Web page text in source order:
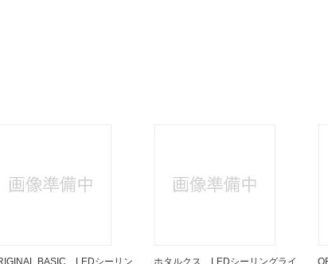
BASIC LEDシーリン ホタルクス LEDシーリングライ